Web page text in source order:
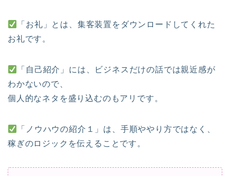
「お礼」とは、集客装置をダウンロードしてくれた
お礼です。
「自己紹介」には、ビジネスだけの話では親近感が
わかないので、
個人的なネタを盛り込むのもアリです。
「ノウハウの紹介１」は、手順ややり方ではなく、
稼ぎのロジックを伝えることです。